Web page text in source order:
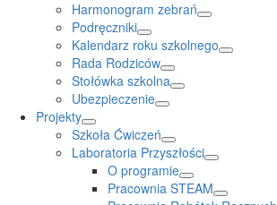
Harmonogram zebrań
Podręczniki
Kalendarz roku szkolnego
Rada Rodziców
Stołówka szkolna
Ubezpieczenie
Projekty
Szkoła Ćwiczeń
Laboratoria Przyszłości
O programie
Pracownia STEAM